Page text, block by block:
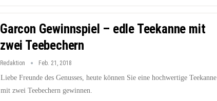
Garcon Gewinnspiel – edle Teekanne mit
zwei Teebechern
Redaktion Feb. 21, 2018
Liebe Freunde des Genusses, heute können Sie eine hochwertige Teekanne
mit zwei Teebechern gewinnen.